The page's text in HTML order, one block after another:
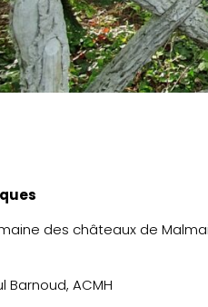
des châteaux de
Barnoud, ACMH